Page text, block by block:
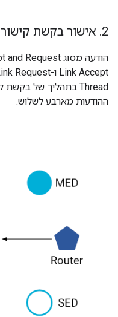
2
. אישור בקשת קישור
ההודעות מארבע לשלוש.